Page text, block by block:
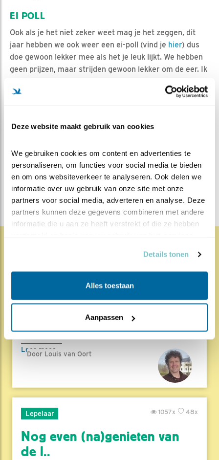
Deze website maakt gebruik van cookies
We gebruiken cookies om content en advertenties te
personaliseren, om functies voor social media te bieden
en om ons websiteverkeer te analyseren. Ook delen we
informatie over uw gebruik van onze site met onze
partners voor social media, adverteren en analyse. Deze
partners kunnen deze gegevens combineren met andere
informatie die u aan ze heeft verstrekt of die ze hebben
Details tonen
Alles toestaan
Aanpassen
EI POLL
Ook als je het niet zeker weet mag je het zeggen, dit
jaar hebben we ook weer een ei-poll (vind je hier) dus
doe gewoon lekker mee als het je leuk lijkt. We hebben
geen prijzen, maar strijden gewoon lekker om de eer. Ik
met een prachtig lente zonnetje…
MEER OVER
Lente blogs
DEEL DIT BERICHT
68x
1847x
Herleef de Lente: de vele
hoog..
Beleef de Lente zit erop; seizoen 20 is
Lees meer
Door Louis van Oort
Lepelaar 48x
1057x
Nog even (na)genieten van
de l..